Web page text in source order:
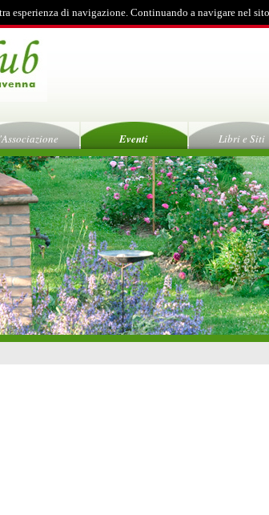
esperienza di navigazione. Continuando a navigare nel
Eventi Libri e Siti